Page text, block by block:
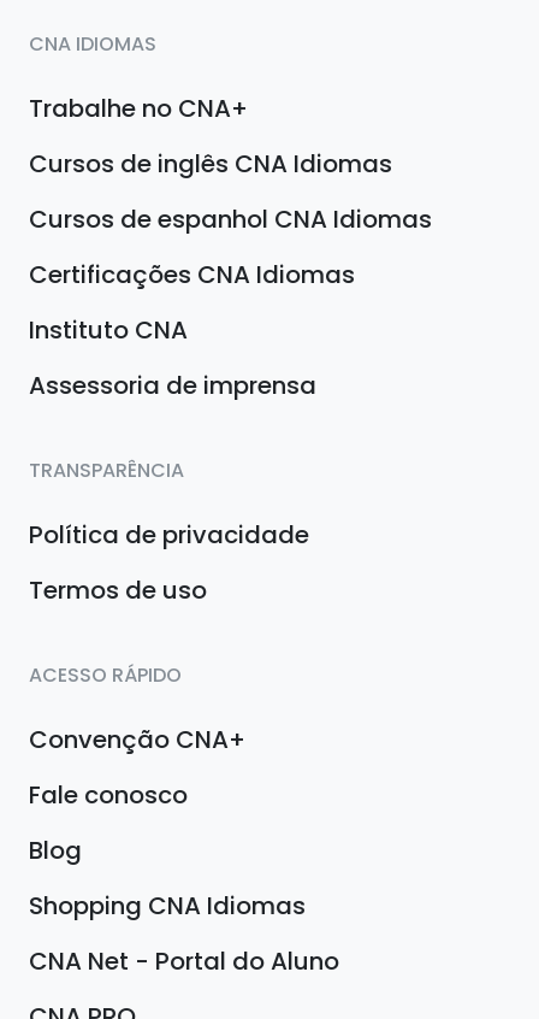
CNA IDIOMAS
Trabalhe no CNA+
Cursos de inglês CNA Idiomas
Cursos de espanhol CNA Idiomas
Certificações CNA Idiomas
Instituto CNA
Assessoria de imprensa
TRANSPARÊNCIA
Política de privacidade
Termos de uso
ACESSO RÁPIDO
Convenção CNA+
Fale conosco
Blog
Shopping CNA Idiomas
CNA Net - Portal do Aluno